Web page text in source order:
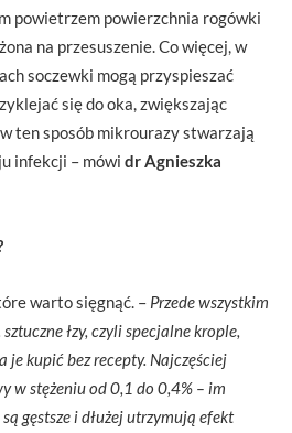
powietrzem powierzchnia rogówki
na przesuszenie. Co więcej, w
soczewki mogą przyspieszać
się do oka, zwiększając
ten sposób mikrourazy stwarzają
infekcji – mówi dr Agnieszka
warto sięgnąć. – Przede wszystkim
łzy, czyli specjalne krople,
je kupić bez recepty. Najczęściej
w stężeniu od 0,1 do 0,4% – im
gęstsze i dłużej utrzymują efekt